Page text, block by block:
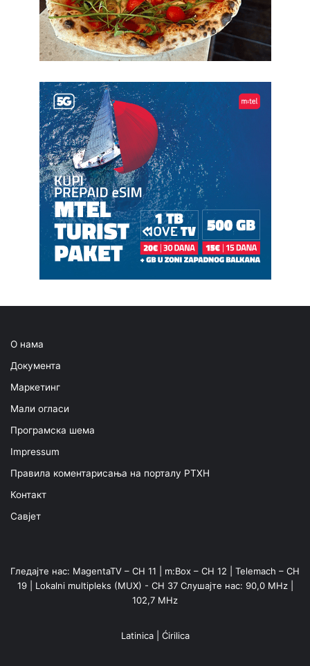
О нама
Документа
Маркетинг
Мали огласи
Програмска шема
Impressum
Правила коментарисања на порталу РТХН
Контакт
Савјет
Гледајте нас: MagentaTV – CH 11 | m:Box – CH 12 | Telemach – CH
19 | Lokalni multipleks (MUX) - CH 37 Слушајте нас: 90,0 MHz |
102,7 MHz
Latinica| Ćirilica